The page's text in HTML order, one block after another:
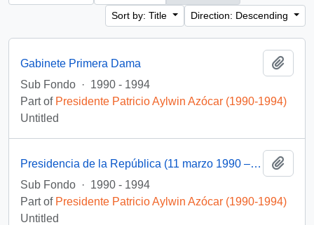
Sort by: Title
Direction: Descending
Gabinete Primera Dama
Sub Fondo · 1990 - 1994
Part of Presidente Patricio Aylwin Azócar (1990-1994)
Untitled
Presidencia de la República (11 marzo 1990 – 11 marzo 1994)
Sub Fondo · 1990 - 1994
Part of Presidente Patricio Aylwin Azócar (1990-1994)
Untitled